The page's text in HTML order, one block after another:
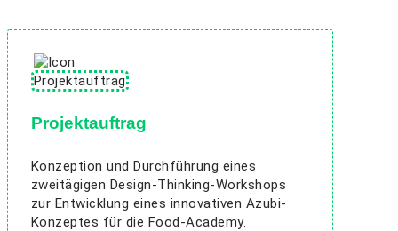
Projektauftrag
Konzeption und Durchführung eines
zweitägigen Design-Thinking-Workshops
zur Entwicklung eines innovativen Azubi-
Konzeptes für die Food-Academy.